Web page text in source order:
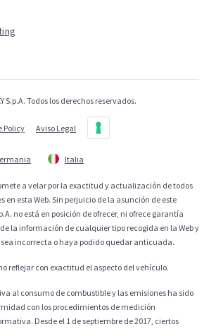
S.p.A. Todos los derechos reservados.
Policy Aviso Legal
Italia
a velar por la exactitud y actualización de todos
en esta Web. Sin perjuicio de la asunción de este
no está en posición de ofrecer, ni ofrece garantía
la información de cualquier tipo recogida en la Web y
sea incorrecta o haya podido quedar anticuada.
reflejar con exactitud el aspecto del vehículo.
al consumo de combustible y las emisiones ha sido
con los procedimientos de medición
Desde el 1 de septiembre de 2017, ciertos